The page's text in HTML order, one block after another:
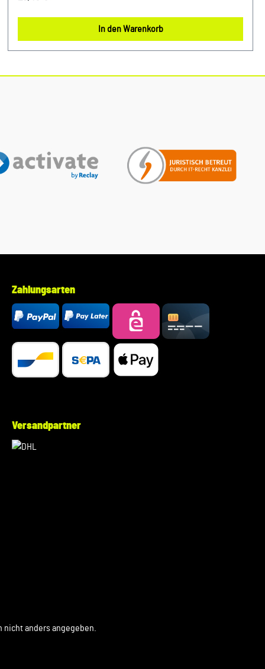
Produktinfos: 100% passgenau, da Original Ersatzteil Original
Audi Bowdenzug vorn oder hinten Verwendung: passend bei
Möglichkeit, uns vor Ihrer Bestellung oder in der
In den Warenkorb
Zahlungsarten
Versandpartner
nicht anders angegeben.